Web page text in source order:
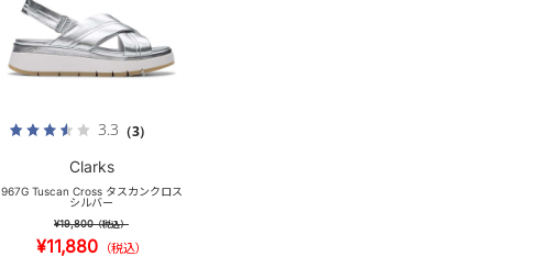
3.3 （3）
Clarks
967G Tuscan Cross タスカンクロス
シルバー
¥19,800（税込）
¥11,880 （税込）